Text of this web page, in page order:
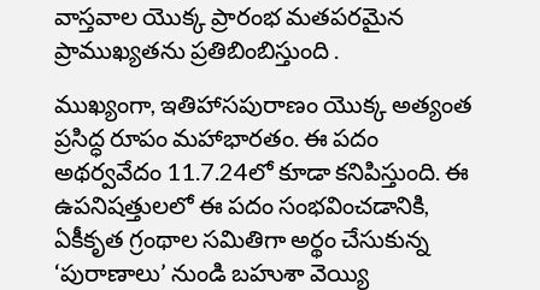
వాస్తవాల యొక్క ప్రారంభ మతపరమైన
ప్రాముఖ్యతనుప్రతిబింబిస్తుంది .
ముఖ్యంగా, ఇతిహాసపురాణం యొక్క అత్యంత
ప్రసిద్ధ రూపం మహాభారతం. ఈ పదం
అథర్వవేదం 11.7.24లో కూడా కనిపిస్తుంది. ఈ
ఉపనిషత్తులలో ఈ పదం సంభవించడానికి,
ఏకీకృత గ్రంథాల సమితిగా అర్థం చేసుకున్న
‘పురాణాలు’ నుండి బహుశా వెయ్యి